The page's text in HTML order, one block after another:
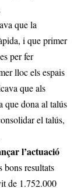
que la
i que primer
per fer
lloc els espais
que als
que dona al talús
el talús,
l’actuació
bons resultats
de 1.752.000